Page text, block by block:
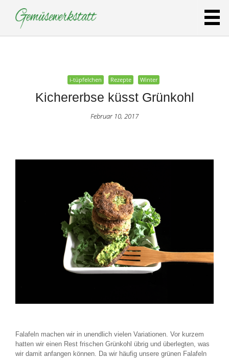
Rezepte
Winter
Kumpir –
türkische
Kartoffel
Februar 10, 2017
i-tüpfelchen Rezepte Winter
Kichererbse küsst Grünkohl
Februar 10, 2017
Falafeln machen wir in unendlich vielen Variationen. Vor kurzem
hatten wir einen Rest frischen Grünkohl übrig und überlegten, was
wir damit anfangen können. Da wir häufig unsere grünen Falafeln